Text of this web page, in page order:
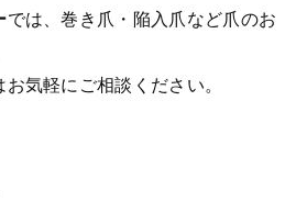
では、巻き爪・陥入爪など爪のお
気軽にご相談ください。